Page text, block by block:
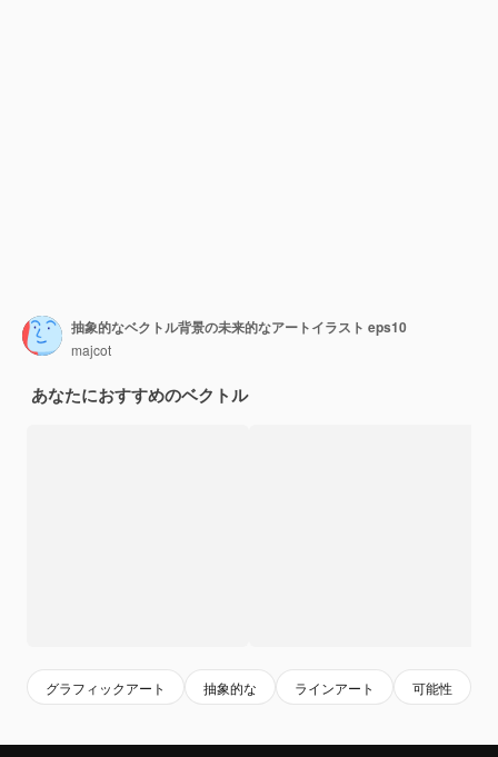
抽象的なベクトル背景の未来的なアートイラスト eps10
majcot
あなたにおすすめのベクトル
グラフィックアート 抽象的な ラインアート 可能性